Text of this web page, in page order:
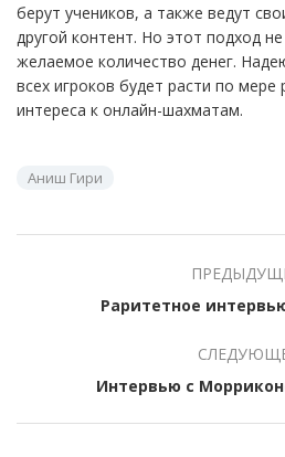
берут учеников, а также ведут
другой контент. Но этот подход
желаемое количество денег.
всех игроков будет расти по
интереса к онлайн-шахматам.
Аниш Гири
Раритетное
Интервью с